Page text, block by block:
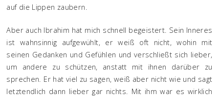
auf die Lippen zaubern.
Aber auch Ibrahim hat mich schnell begeistert. Sein Inneres
ist wahnsinnig aufgewühlt, er weiß oft nicht, wohin mit
seinen Gedanken und Gefühlen und verschließt sich lieber,
um andere zu schützen, anstatt mit ihnen darüber zu
sprechen. Er hat viel zu sagen, weiß aber nicht wie und sagt
letztendlich dann lieber gar nichts. Mit ihm war es wirklich